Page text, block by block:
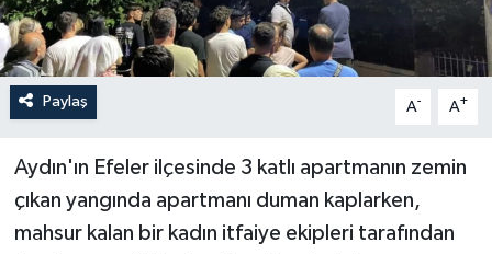
Paylaş A- A+
Aydın'ın Efeler ilçesinde 3 katlı apartmanın zemin
çıkan yangında apartmanı duman kaplarken,
mahsur kalan bir kadın itfaiye ekipleri tarafından